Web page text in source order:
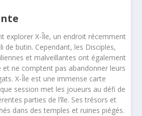
explorer X-Île, un endroit récemment
de butin. Cependant, les Disciples,
et malveillantes ont également
et ne comptent pas abandonner leurs
X-Île est une immense carte
session met les joueurs au défi de
parties de l’île. Ses trésors et
dans des temples et ruines piégés.